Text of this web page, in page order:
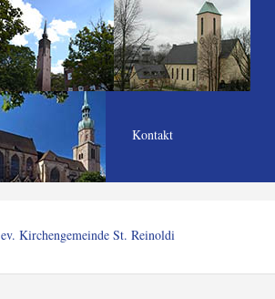
Kontakt
ev. Kirchengemeinde St. Reinoldi